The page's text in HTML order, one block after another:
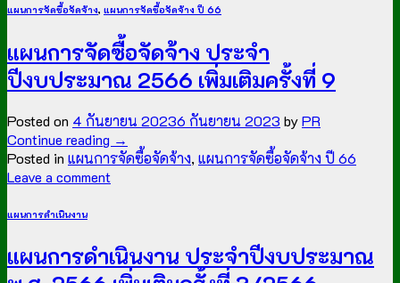
แผนการจัดซื้อจัดจ้าง, แผนการจัดซื้อจัดจ้าง ปี 66
แผนการจัดซื้อจัดจ้าง ประจำ
ปีงบประมาณ 2566 เพิ่มเติมครั้งที่ 9
Posted on 4 กันยายน 20236 กันยายน 2023 byPR
Continue reading →
Posted in แผนการจัดซื้อจัดจ้าง, แผนการจัดซื้อจัดจ้าง ปี 66
Leave a comment
แผนการดำเนินงาน
แผนการดำเนินงาน ประจำปีงบประมาณ